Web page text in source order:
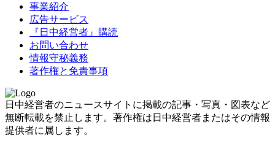
事業紹介
広告サービス
『日中経営者』購読
お問い合わせ
情報守秘義務
著作権と免責事項
日中経営者のニュースサイトに掲載の記事・写真・図表など
無断転載を禁止します。著作権は日中経営者またはその情報
提供者に属します。